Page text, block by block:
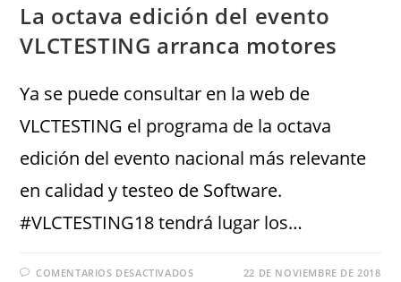
La octava edición del evento
VLCTESTING arranca motores
Ya se puede consultar en la web de
VLCTESTING el programa de la octava
edición del evento nacional más relevante
en calidad y testeo de Software.
#VLCTESTING18 tendrá lugar los…
COMENTARIOS DESACTIVADOS 22 DE NOVIEMBRE DE 2018